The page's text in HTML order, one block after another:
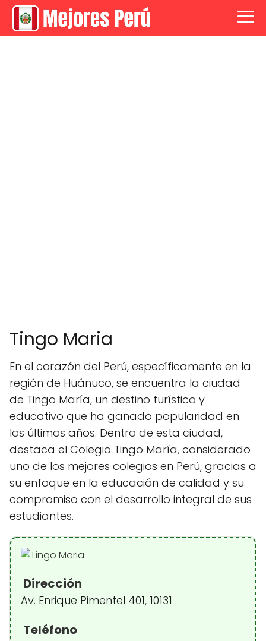
Tingo Maria
En el corazón del Perú, específicamente en la
región de Huánuco, se encuentra la ciudad
de Tingo María, un destino turístico y
educativo que ha ganado popularidad en
los últimos años. Dentro de esta ciudad,
destaca el Colegio Tingo María, considerado
uno de los mejores colegios en Perú, gracias a
su enfoque en la educación de calidad y su
compromiso con el desarrollo integral de sus
estudiantes.
Dirección
Av. Enrique Pimentel 401, 10131
Teléfono